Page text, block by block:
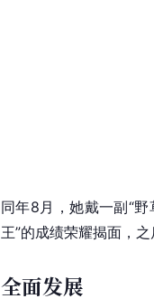
同年8月，她戴一副“野
王”的成绩荣耀揭面，
全面发展